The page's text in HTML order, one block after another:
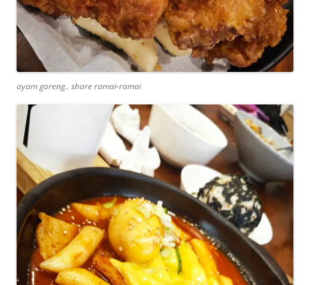
ayam goreng.. share ramai-ramai